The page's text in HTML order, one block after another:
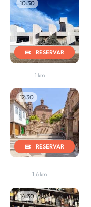
10:30
RESERVAR
1 km
12:30
RESERVAR
1,6 km
14:30